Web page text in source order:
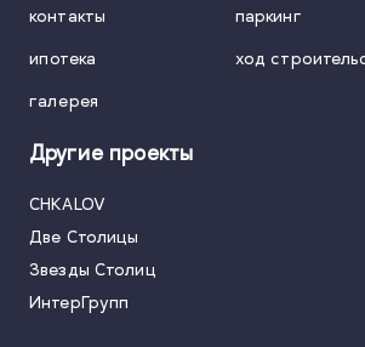
контакты паркинг
ипотека ход
галерея
Другие проекты
CHKALOV
Две Столицы
Звезды Столиц
ИнтерГрупп